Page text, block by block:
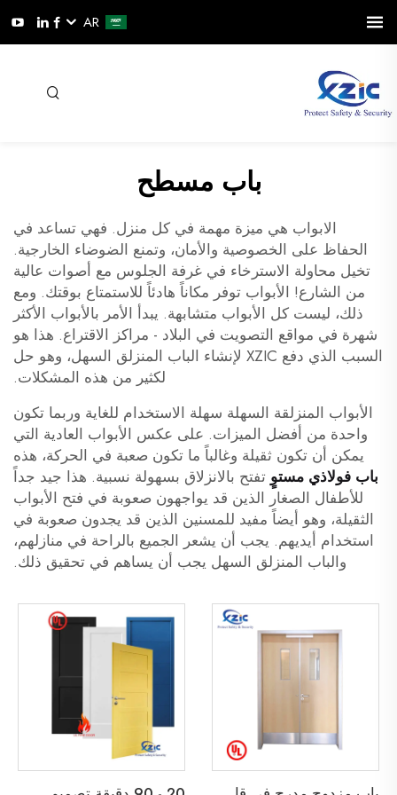
AR
باب مسطح
الابواب هي ميزة مهمة في كل منزل. فهي تساعد في
الحفاظ على الخصوصية والأمان، وتمنع الضوضاء الخارجية.
تخيل محاولة الاسترخاء في غرفة الجلوس مع أصوات عالية
من الشارع! الأبواب توفر مكاناً هادئاً للاستمتاع بوقتك. ومع
ذلك، ليست كل الأبواب متشابهة. يبدأ الأمر بالأبواب الأكثر
شهرة في مواقع التصويت في البلاد - مراكز الاقتراع. هذا هو
السبب الذي دفع XZIC لإنشاء الباب المنزلق السهل، وهو حل
لكثير من هذه المشكلات.
الأبواب المنزلقة السهلة سهلة الاستخدام للغاية وربما تكون
واحدة من أفضل الميزات. على عكس الأبواب العادية التي
يمكن أن تكون ثقيلة وغالباً ما تكون صعبة في الحركة، هذه
باب فولاذي مستوٍ تفتح بالانزلاق بسهولة نسبية. هذا جيد جداً
للأطفال الصغار الذين قد يواجهون صعوبة في فتح الأبواب
الثقيلة، وهو أيضاً مفيد للمسنين الذين قد يجدون صعوبة في
استخدام أيديهم. يجب أن يشعر الجميع بالراحة في منازلهم،
والباب المنزلق السهل يجب أن يساهم في تحقيق ذلك.